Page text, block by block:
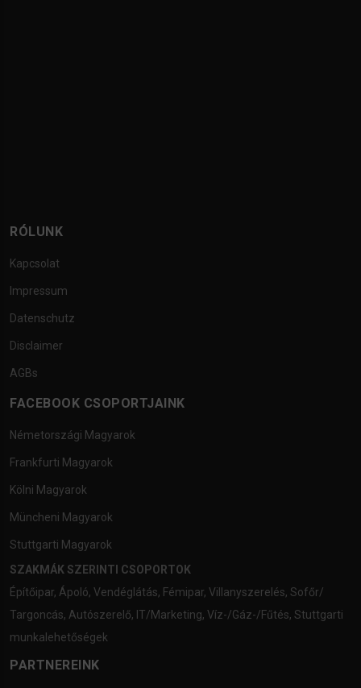
RÓLUNK
Kapcsolat
Impressum
Datenschutz
Disclaimer
AGBs
FACEBOOK CSOPORTJAINK
Németországi Magyarok
Frankfurti Magyarok
Kölni Magyarok
Müncheni Magyarok
Stuttgarti Magyarok
SZAKMÁK SZERINTI CSOPORTOK
Építőipar, Ápoló, Vendéglátás, Fémipar, Villanyszerelés, Sofőr/
Targoncás, Autószerelő, IT/Marketing, Víz-/Gáz-/Fűtés, Stuttgarti
munkalehetőségek
PARTNEREINK